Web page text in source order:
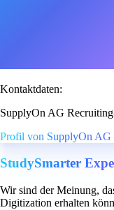
Kontaktdaten:
SupplyOn AG
Profil von SupplyOn AG
StudySmarter
Wir sind der Meinung,
Digitization erhalten